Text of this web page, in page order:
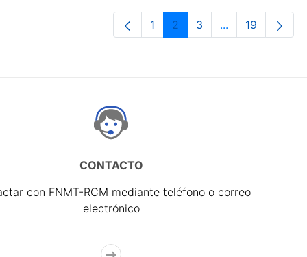
Página
1 Página
2 Página
3 ...PáginasPágina
19
CONTACTO
con FNMT-RCM mediante teléfono o correo
electrónico